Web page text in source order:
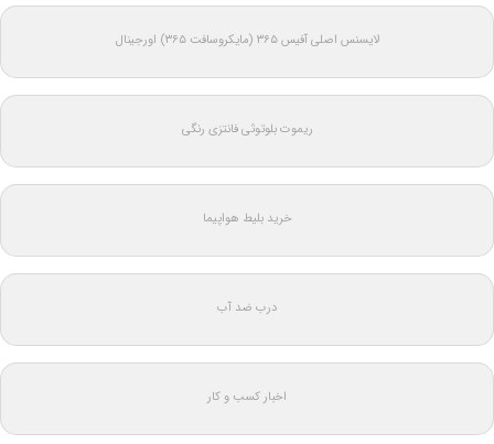
لایسنس اصلی آفیس ۳۶۵ (مایکروسافت ۳۶۵) اورجینال
ریموت بلوتوثی فانتزی رنگی
خرید بلیط هواپیما
درب ضد آب
اخبار کسب و کار